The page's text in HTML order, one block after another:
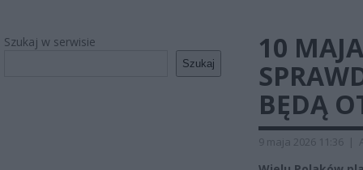
Szukaj w serwisie
Szukaj
10
BĘDĄ
9 maja 2026 11:36 |